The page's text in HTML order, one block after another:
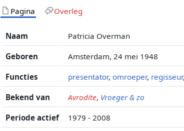
Pagina Overleg
Naam Patricia Overman
Geboren Amsterdam, 24 mei 1948
Functies presentator,omroeper, regisseur,
Bekend van Avrodite, Vroeger & zo
Periode actief 1979 - 2008